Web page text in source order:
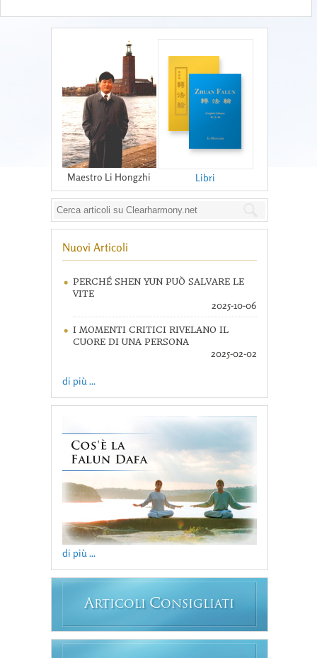
Maestro Li Hongzhi Libri
Nuovi Articoli
PERCHÉ SHEN YUN PUÒ SALVARE LE
VITE
2025-10-06
I MOMENTI CRITICI RIVELANO IL
CUORE DI UNA PERSONA
2025-02-02
di più ...
di più ...
ARTICOLI CONSIGLIATI